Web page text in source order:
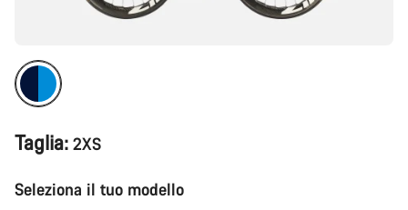
Taglia: 2XS
Seleziona il tuo modello